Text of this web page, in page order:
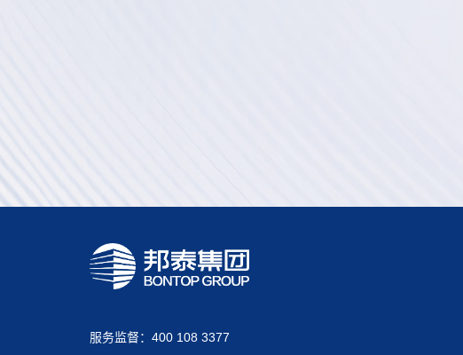
服务监督：400 108 3377